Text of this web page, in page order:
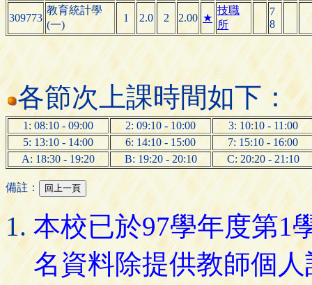
309773
教育統計學
(一)
1 2.0 2 2.00 ★
技職
所
7
8
各節次上課時間如下：
1: 08:10 - 09:00 2: 09:10 - 10:00
3: 10:10 - 11:00
5: 13:10 - 14:00
6: 14:10 - 15:00
7: 15:10 - 16:00
A: 18:30 - 19:20
B: 19:20 - 20:10 C: 20:20 - 21:10
備註：
本校已於97學年度第1
名資料除提供教師個